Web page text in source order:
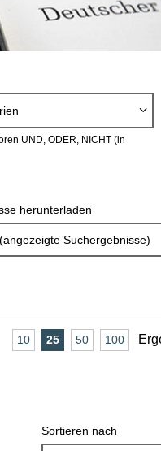
UND, ODER, NICHT (in
herunterladen
A
10Ergebnisse
25Ergebnisse
50Ergebnisse
100
Sortieren nach